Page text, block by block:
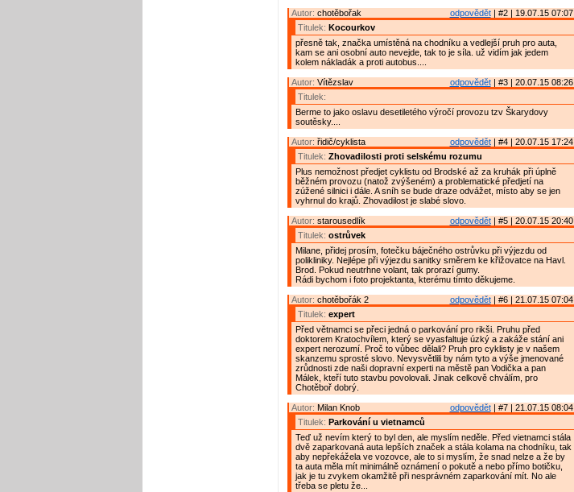
odpovědět| #2 | 19.07.15 07:07
Autor: chotěbořak
Titulek: Kocourkov
přesně tak, značka umístěná na chodníku a vedlejší pruh pro auta,
kam se ani osobní auto nevejde, tak to je síla. už vidím jak jedem
kolem nákladák a proti autobus....
odpovědět| #3 | 20.07.15 08:26
Autor: Vítězslav
Titulek:
Berme to jako oslavu desetiletého výročí provozu tzv Škarydovy
soutěsky....
odpovědět| #4 | 20.07.15 17:24
Autor: řidič/cyklista
Titulek: Zhovadilosti proti selskému rozumu
Plus nemožnost předjet cyklistu od Brodské až za kruhák při úplně
běžném provozu (natož zvýšeném) a problematické předjetí na
zúžené silnici i dále. A sníh se bude draze odvážet, místo aby se jen
vyhrnul do krajů. Zhovadilost je slabé slovo.
odpovědět| #5 | 20.07.15 20:40
Autor: starousedlík
Titulek: ostrůvek
Milane, přidej prosím, fotečku báječného ostrůvku při výjezdu od
polikliniky. Nejlépe při výjezdu sanitky směrem ke křižovatce na Havl.
Brod. Pokud neutrhne volant, tak prorazí gumy.
Rádi bychom i foto projektanta, kterému tímto děkujeme.
odpovědět| #6 | 21.07.15 07:04
Autor: chotěbořák 2
Titulek: expert
Před větnamci se přeci jedná o parkování pro rikši. Pruhu před
doktorem Kratochvílem, který se vyasfaltuje úzký a zakáže stání ani
expert nerozumí. Proč to vůbec dělali? Pruh pro cyklisty je v našem
skanzemu sprosté slovo. Nevysvětlili by nám tyto a výše jmenované
zrůdnosti zde naši dopravní experti na městě pan Vodička a pan
Málek, kteří tuto stavbu povolovali. Jinak celkově chválím, pro
Chotěboř dobrý.
odpovědět| #7 | 21.07.15 08:04
Autor: Milan Knob
Titulek: Parkování u vietnamců
Teď už nevím který to byl den, ale myslím neděle. Před vietnamci stála
dvě zaparkovaná auta lepších značek a stála kolama na chodníku, tak
aby nepřekážela ve vozovce, ale to si myslím, že snad nelze a že by
ta auta měla mít minimálně oznámení o pokutě a nebo přímo botičku,
jak je tu zvykem okamžitě při nesprávném zaparkování mít. No ale
třeba se pletu že...